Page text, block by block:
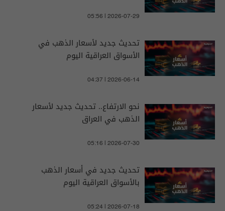
05:56 | 2026-07-29
تحديث جديد لأسعار الذهب في
الأسواق العراقية اليوم
04:37 | 2026-06-14
نحو الارتفاع.. تحديث جديد لأسعار
الذهب في العراق
05:16 | 2026-07-30
تحديث جديد في أسعار الذهب
بالأسواق العراقية اليوم
05:24 | 2026-07-18